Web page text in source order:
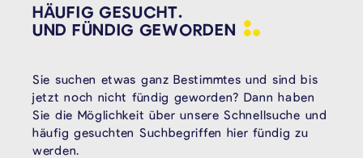
HÄUFIG GESUCHT.
UND FÜNDIG GEWORDEN
Sie suchen etwas ganz Bestimmtes und sind bis
jetzt noch nicht fündig geworden? Dann haben
Sie die Möglichkeit über unsere Schnellsuche und
häufig gesuchten Suchbegriffen hier fündig zu
werden.